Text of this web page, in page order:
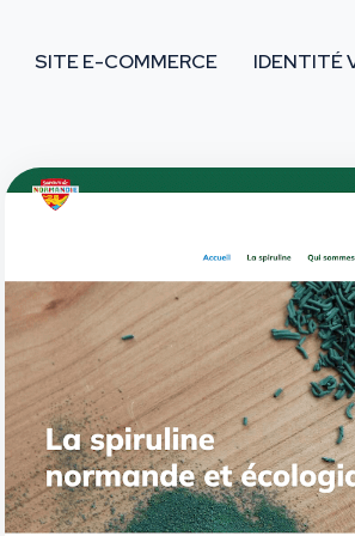
SITE E-COMMERCE IDENTITÉ